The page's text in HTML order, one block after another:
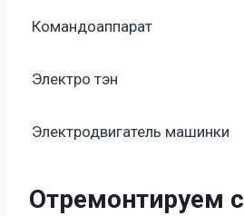
Командоаппарат
Электро тэн
Электродвигатель машинки
Отремонтируем с